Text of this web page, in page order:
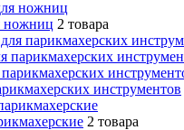
ножниц 2 товара
парикмахерских
инструментов
2 товара